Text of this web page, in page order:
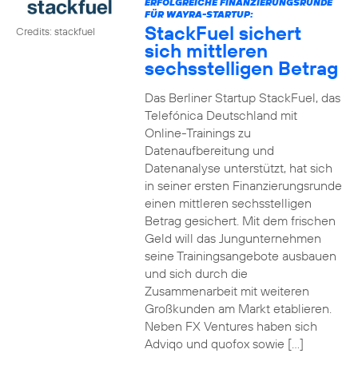
Credits: stackfuel
FÜR WAYRA-STARTUP:
StackFuel sichert
sich mittleren
sechsstelligen Betrag
Das Berliner Startup StackFuel, das
Telefónica Deutschland mit
Online-Trainings zu
Datenaufbereitung und
Datenanalyse unterstützt, hat sich
in seiner ersten Finanzierungsrunde
einen mittleren sechsstelligen
Betrag gesichert. Mit dem frischen
Geld will das Jungunternehmen
seine Trainingsangebote ausbauen
und sich durch die
Zusammenarbeit mit weiteren
Großkunden am Markt etablieren.
Neben FX Ventures haben sich
Adviqo und quofox sowie […]